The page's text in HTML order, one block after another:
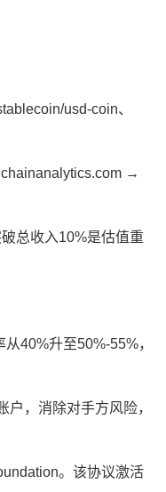
usd-coin、
→
总收入10%是估值重
40%升至50%-55%，
，消除对手方风险，
。该协议激活